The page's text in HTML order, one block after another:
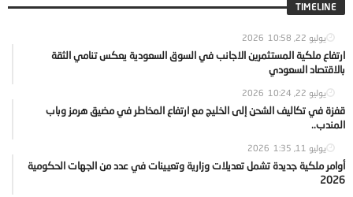
TIMELINE
يوليو 22, 2026 10:58
ارتفاع ملكية المستثمرين الاجانب في السوق السعودية يعكس تنامي الثقة
بالاقتصاد السعودي
يوليو 22, 2026 10:24
قفزة في تكاليف الشحن إلى الخليج مع ارتفاع المخاطر في مضيق هرمز وباب
المندب..
يوليو 11, 2026 1:35
أوامر ملكية جديدة تشمل تعديلات وزارية وتعيينات في عدد من الجهات الحكومية
2026